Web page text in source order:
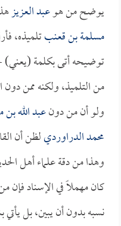
يوضح من هوعبد العزيز
مسلمة بن قعنبتلميذه،
توضيحه أتى بكلمة
من التلميذ، ولكنه ممن دون
ولو أن من دونعبد الله
محمد الدراورديلظن أن
وهذا من دقة علماء أهل
كان مهملاً في الإسناد فإن
نسبه بدون أن يبين، بل